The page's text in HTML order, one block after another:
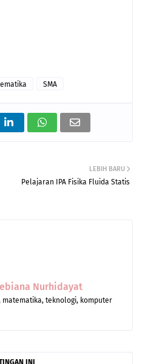
SMA
LEBIH BARU
Pelajaran IPA Fisika Fluida Statis
Nurhidayat
teknologi, komputer